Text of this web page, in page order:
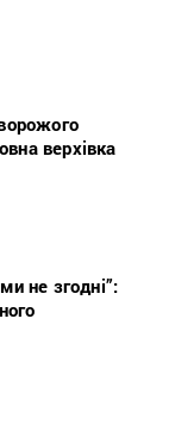
верхівка
не згодні”: